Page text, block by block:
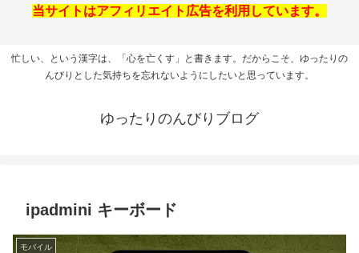
当サイトはアフィリエイト広告を利用しています。
忙しい、という漢字は、「心を亡くす」と書きます。だからこそ、ゆったりの
んびりとした気持ちを忘れないようにしたいと思っています。
ゆったりのんびりブログ
ipadmini キーボード
モバイル